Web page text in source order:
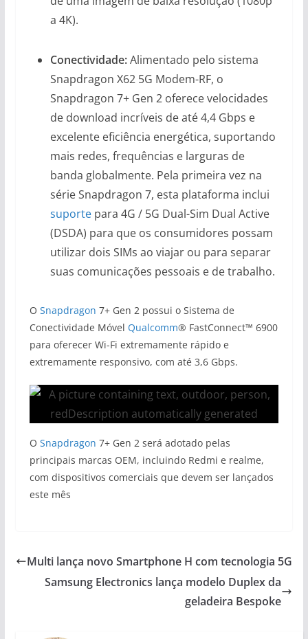
a 4K).
Conectividade:Alimentado pelo sistema
Snapdragon X62 5G Modem-RF, o
Snapdragon 7+ Gen 2 oferece velocidades
de download incríveis de até 4,4 Gbps e
excelente eficiência energética, suportando
mais redes, frequências e larguras de
banda globalmente. Pela primeira vez na
série Snapdragon 7, esta plataforma inclui
suportepara 4G / 5G Dual-Sim Dual Active
(DSDA) para que os consumidores possam
utilizar dois SIMs ao viajar ou para separar
suas comunicações pessoais e de trabalho.
O Snapdragon 7+ Gen 2 possui o Sistema de
Conectividade Móvel Qualcomm® FastConnect™ 6900
para oferecer Wi-Fi extremamente rápido e
extremamente responsivo, com até 3,6 Gbps.
O Snapdragon 7+ Gen 2 será adotado pelas
principais marcas OEM, incluindo Redmi e realme,
com dispositivos comerciais que devem ser lançados
este mês
Multi lança novo Smartphone H com tecnologia 5G
Samsung Electronics lança modelo Duplex da
geladeira Bespoke